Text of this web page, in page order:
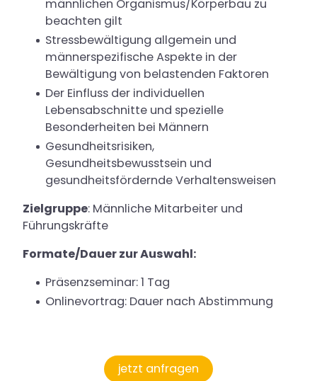
männlichen Organismus/Körperbau zu
beachten gilt
Stressbewältigung allgemein und
männerspezifische Aspekte in der
Bewältigung von belastenden Faktoren
Der Einfluss der individuellen
Lebensabschnitte und spezielle
Besonderheiten bei Männern
Gesundheitsrisiken,
Gesundheitsbewusstsein und
gesundheitsfördernde Verhaltensweisen
Zielgruppe: Männliche Mitarbeiter und
Führungskräfte
Formate/Dauer zur Auswahl:
Präsenzseminar: 1 Tag
Onlinevortrag: Dauer nach Abstimmung
jetzt anfragen